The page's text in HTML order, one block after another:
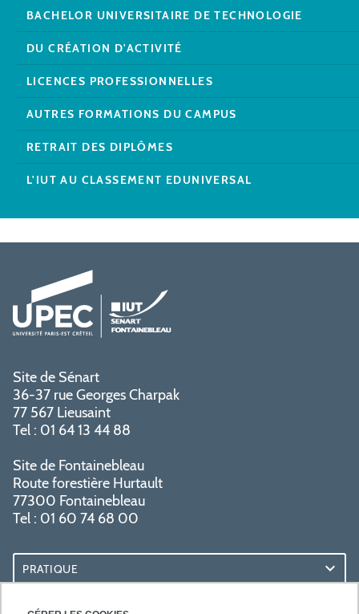
BACHELOR UNIVERSITAIRE DE TECHNOLOGIE
DU CRÉATION D'ACTIVITÉ
LICENCES PROFESSIONNELLES
AUTRES FORMATIONS DU CAMPUS
RETRAIT DES DIPLÔMES
L'IUT AU CLASSEMENT EDUNIVERSAL
Site de Sénart
36-37 rue Georges Charpak
77 567 Lieusaint
Tel : 01 64 13 44 88
Site de Fontainebleau
Route forestière Hurtault
77300 Fontainebleau
Tel : 01 60 74 68 00
PRATIQUE